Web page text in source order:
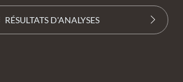
RÉSULTATS D'ANALYSES